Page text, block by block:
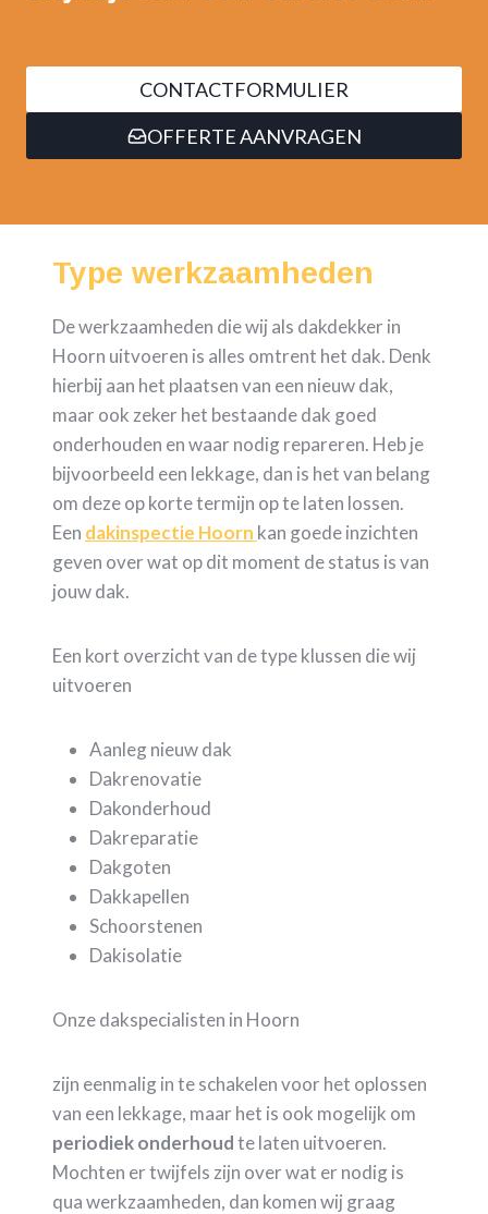
CONTACTFORMULIER
OFFERTE AANVRAGEN
Type werkzaamheden
De werkzaamheden die wij als dakdekker in
Hoorn uitvoeren is alles omtrent het dak. Denk
hierbij aan het plaatsen van een nieuw dak,
maar ook zeker het bestaande dak goed
onderhouden en waar nodig repareren. Heb je
bijvoorbeeld een lekkage, dan is het van belang
om deze op korte termijn op te laten lossen.
Een dakinspectie Hoorn kan goede inzichten
geven over wat op dit moment de status is van
jouw dak.
Een kort overzicht van de type klussen die wij
uitvoeren
Aanleg nieuw dak
Dakrenovatie
Dakonderhoud
Dakreparatie
Dakgoten
Dakkapellen
Schoorstenen
Dakisolatie
Onze dakspecialisten in Hoorn
zijn eenmalig in te schakelen voor het oplossen
van een lekkage, maar het is ook mogelijk om
periodiekonderhoudte laten uitvoeren.
Mochten er twijfels zijn over wat er nodig is
qua werkzaamheden, dan komen wij graag